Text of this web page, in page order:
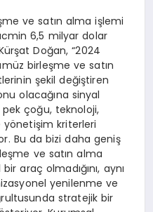
ve satın alma işlemi
6,5 milyar dolar
Doğan, “2024
birleşme ve satın
şekil değiştiren
olacağına sinyal
çoğu, teknoloji,
kriterleri
Bu da bizi daha geniş
ve satın alma
araç olmadığını, aynı
yenilenme ve
stratejik bir